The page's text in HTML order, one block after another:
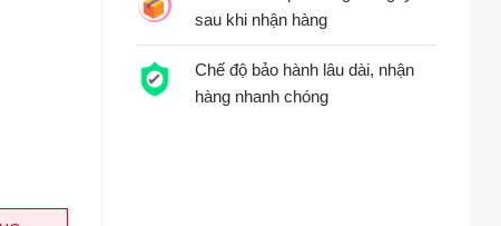
sau khi nhận hàng
Chế độ bảo hành lâu dài, nhận
hàng nhanh chóng